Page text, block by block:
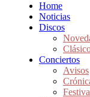
Home
Noticias
Discos
Conciertos
Avisos